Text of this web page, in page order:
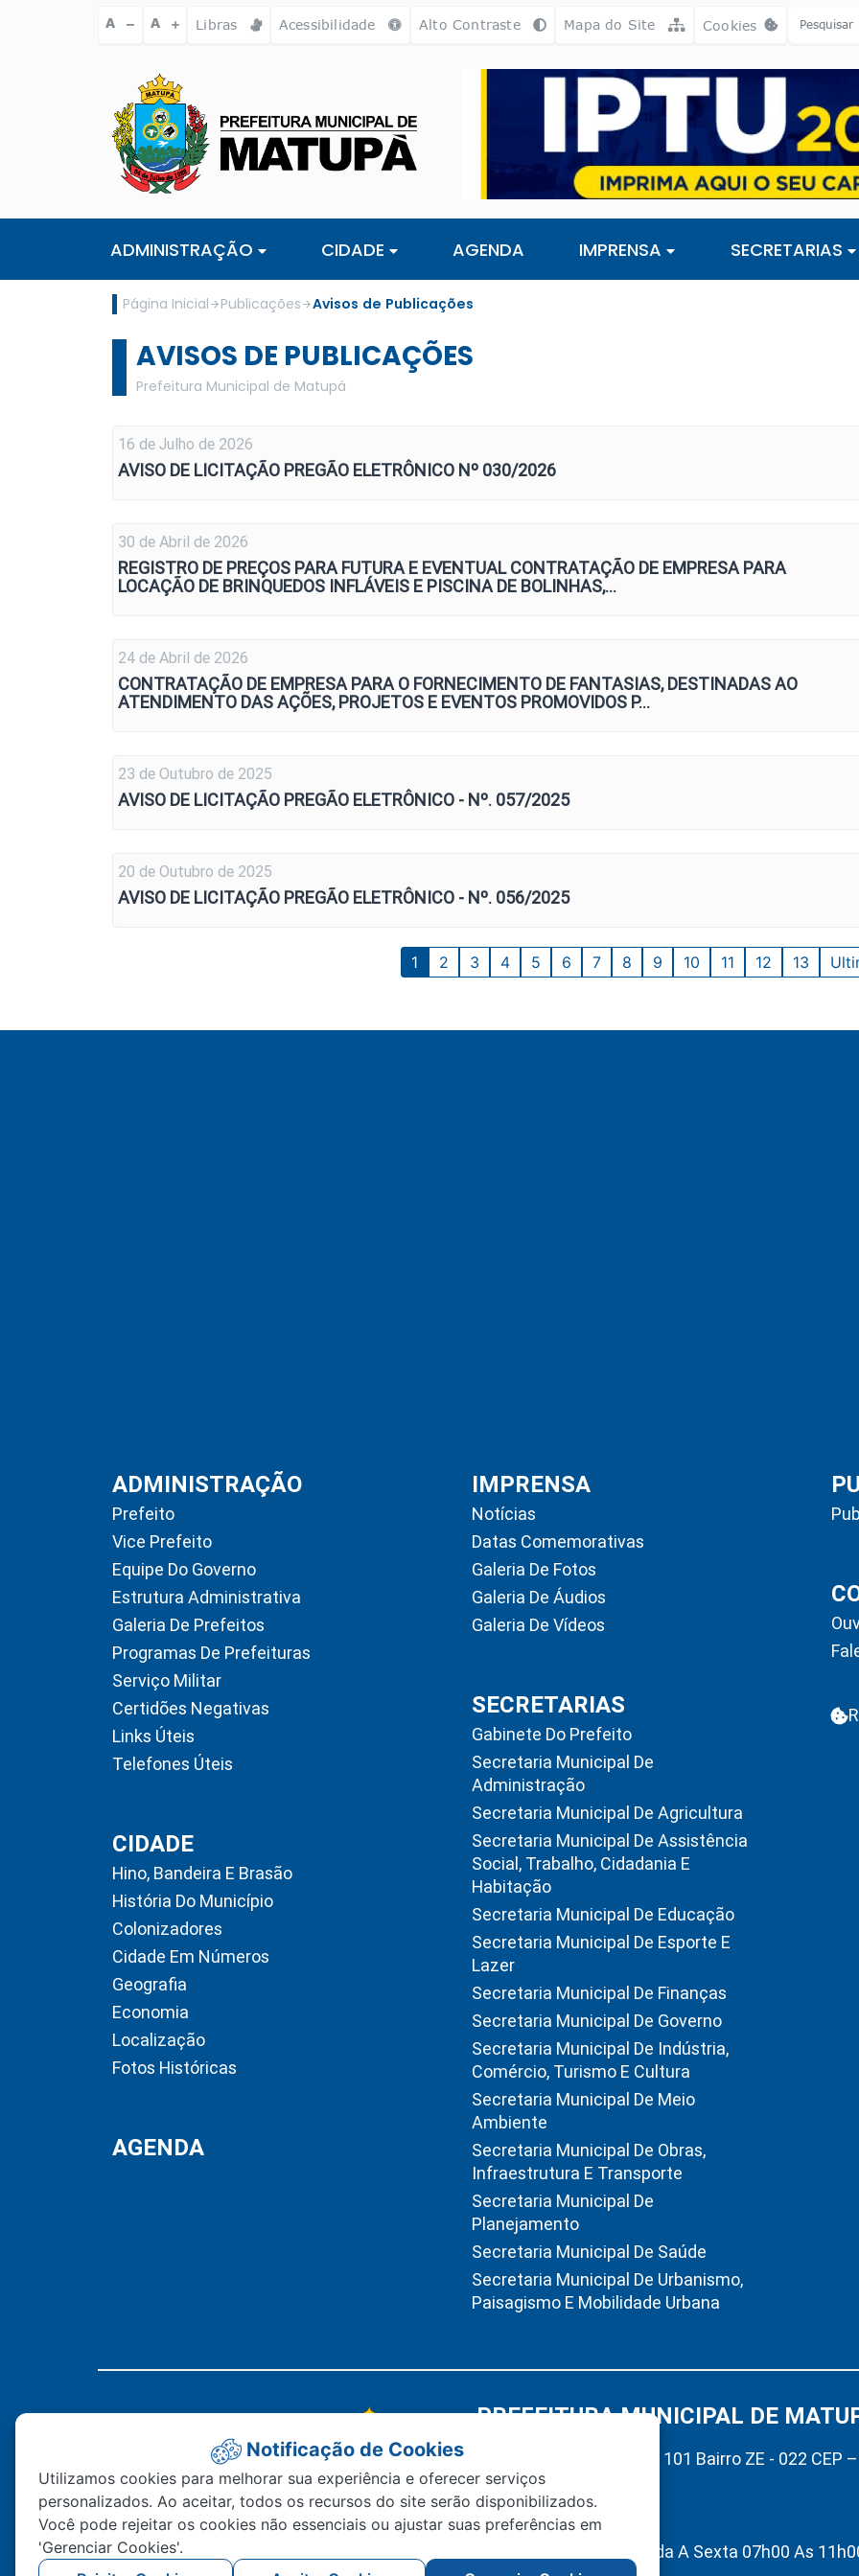
Ir para o conteúdo [alt+1] Ir para o menu [alt+2] Ir para a busca [alt+3] Ir para o rodapé [alt+4]
A A Libras Acessibilidade Alto Contraste Mapa do Site Cookies
Abrir
ADMINISTRAÇÃO CIDADE AGENDA IMPRENSA SECRETARIAS
Página Inicial Publicações Avisos de Publicações
AVISOS DE PUBLICAÇÕES
Prefeitura Municipal de Matupá
16 de Julho de 2026
AVISO DE LICITAÇÃO PREGÃO ELETRÔNICO Nº 030/2026
30 de Abril de 2026
REGISTRO DE PREÇOS PARA FUTURA E EVENTUAL CONTRATAÇÃO DE EMPRESA PARA
LOCAÇÃO DE BRINQUEDOS INFLÁVEIS E PISCINA DE BOLINHAS,…
24 de Abril de 2026
CONTRATAÇÃO DE EMPRESA PARA O FORNECIMENTO DE FANTASIAS, DESTINADAS AO
ATENDIMENTO DAS AÇÕES, PROJETOS E EVENTOS PROMOVIDOS P…
23 de Outubro de 2025
AVISO DE LICITAÇÃO PREGÃO ELETRÔNICO - Nº. 057/2025
20 de Outubro de 2025
AVISO DE LICITAÇÃO PREGÃO ELETRÔNICO - Nº. 056/2025
1 2 3 4 5 6 7 8 9 10 11 12 13
ADMINISTRAÇÃO
Prefeito
Vice Prefeito
Equipe Do Governo
Estrutura Administrativa
Galeria De Prefeitos
Programas De Prefeituras
Serviço Militar
Certidões Negativas
Links Úteis
Telefones Úteis
CIDADE
Hino, Bandeira E Brasão
História Do Município
Colonizadores
Cidade Em Números
Geografia
Economia
Localização
Fotos Históricas
AGENDA
IMPRENSA
Notícias
Datas Comemorativas
Galeria De Fotos
Galeria De Áudios
Galeria De Vídeos
SECRETARIAS
Gabinete Do Prefeito
Secretaria Municipal De
Administração
Secretaria Municipal De Agricultura
Secretaria Municipal De Assistência
Social, Trabalho, Cidadania E
Habitação
Secretaria Municipal De Educação
Secretaria Municipal De Esporte E
Lazer
Secretaria Municipal De Finanças
Secretaria Municipal De Governo
Secretaria Municipal De Indústria,
Comércio, Turismo E Cultura
Secretaria Municipal De Meio
Ambiente
Secretaria Municipal De Obras,
Infraestrutura E Transporte
Secretaria Municipal De
Planejamento
Secretaria Municipal De Saúde
Secretaria Municipal De Urbanismo,
Paisagismo E Mobilidade Urbana
PREFEITURA MUNICIPAL DE
Av. Hermínio Ometto Nº 101 Bairro ZE - 022 CEP
Matupá-MT
(66) 99222-2560
Atendimento De Segunda A Sexta 07h00 As
Notificação de Cookies
Utilizamos cookies para melhorar sua experiência e oferecer serviços
personalizados. Ao aceitar, todos os recursos do site serão disponibilizados.
Você pode rejeitar os cookies não essenciais ou ajustar suas preferências em
'Gerenciar Cookies'.